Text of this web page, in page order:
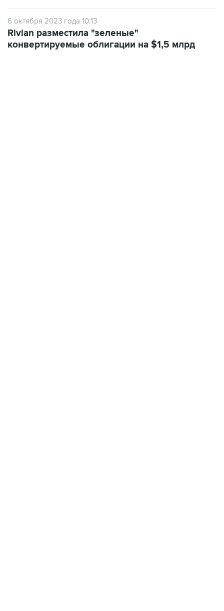
6 октября 2023 года 10:13
Rivian разместила "зеленые"
конвертируемые облигации на $1,5 млрд